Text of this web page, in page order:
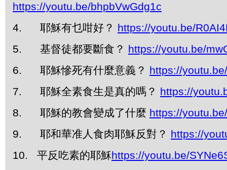
https://youtu.be/bhpbVwGdg1c
4. 耶穌有乜咁好？ https://youtu.be/
5. 基督徒都要斷食？ https://youtu.be/
6. 耶穌慘死有什麼意義？ https://
7. 耶穌全素食生是真的嗎？ https://
8. 耶穌的教會變成了什麼 https://
9. 耶和華准人食肉耶穌反對？ https://
10. 平反吃素的耶穌https://youtu.be/